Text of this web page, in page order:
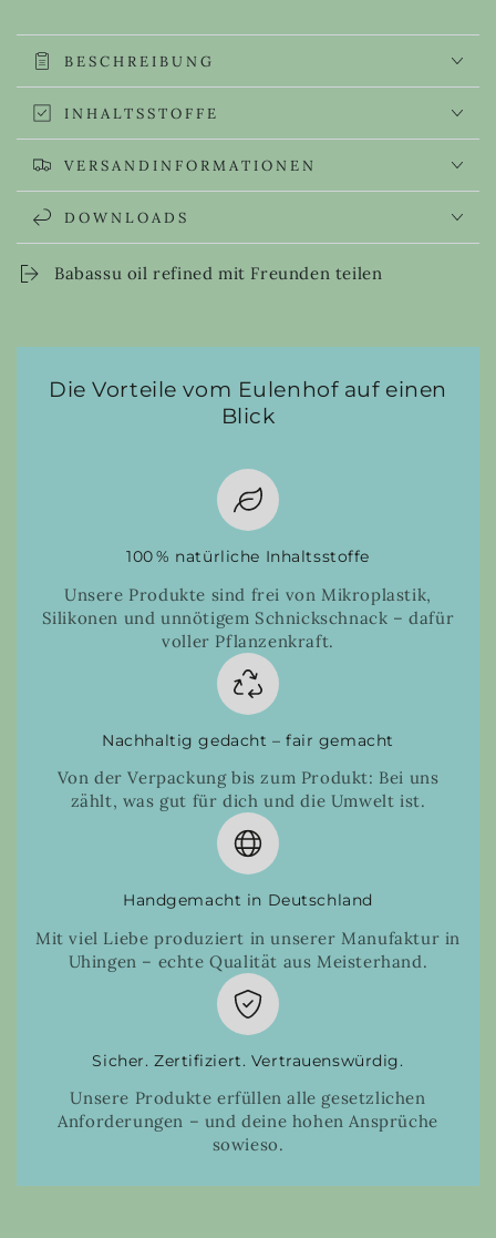
BESCHREIBUNG
INHALTSSTOFFE
VERSANDINFORMATIONEN
DOWNLOADS
Babassu oil refined mit Freunden teilen
Die Vorteile vom Eulenhof auf einen
Blick
100 % natürliche Inhaltsstoffe
Unsere Produkte sind frei von Mikroplastik,
Silikonen und unnötigem Schnickschnack – dafür
voller Pflanzenkraft.
Nachhaltig gedacht – fair gemacht
Von der Verpackung bis zum Produkt: Bei uns
zählt, was gut für dich und die Umwelt ist.
Handgemacht in Deutschland
Mit viel Liebe produziert in unserer Manufaktur in
Uhingen – echte Qualität aus Meisterhand.
Sicher. Zertifiziert. Vertrauenswürdig.
Unsere Produkte erfüllen alle gesetzlichen
Anforderungen – und deine hohen Ansprüche
sowieso.